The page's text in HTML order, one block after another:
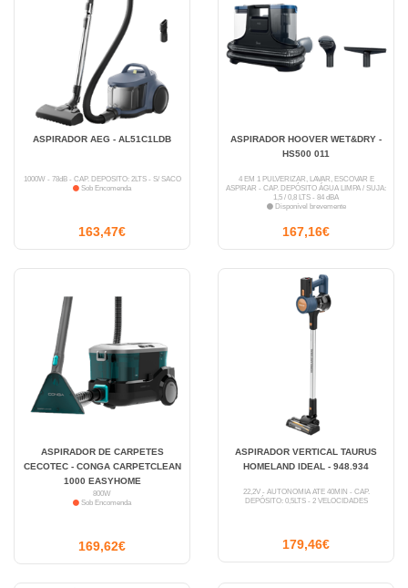
ASPIRADOR AEG - AL51C1LDB
1000W - 78dB - CAP. DEPÓSITO: 2LTS - S/ SACO
Sob Encomenda
163,47€
ASPIRADOR HOOVER WET&DRY -
HS500 011
4 EM 1 PULVERIZAR, LAVAR, ESCOVAR E
ASPIRAR - CAP. DEPÓSITO ÁGUA LIMPA / SUJA:
1,5 / 0,8 LTS - 84 dBA
Disponível brevemente
167,16€
ASPIRADOR DE CARPETES
CECOTEC - CONGA CARPETCLEAN
1000 EASYHOME
800W
Sob Encomenda
169,62€
ASPIRADOR VERTICAL TAURUS
HOMELAND IDEAL - 948.934
22,2V - AUTONOMIA ATÉ 40MIN - CAP.
DEPÓSITO: 0,5LTS - 2 VELOCIDADES
179,46€